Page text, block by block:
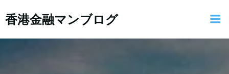
ン
ン
香港金融マンブログ